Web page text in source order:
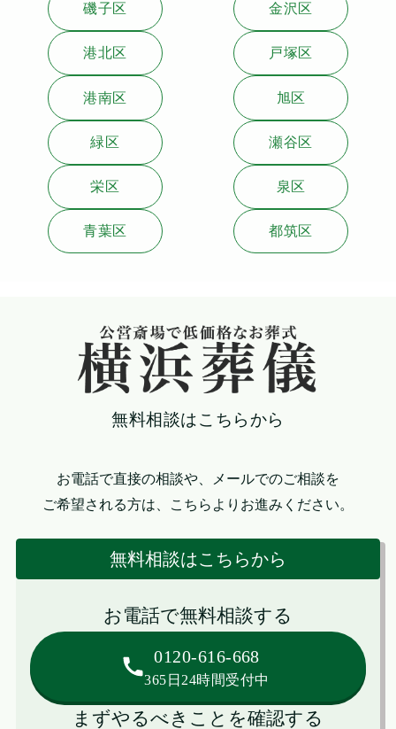
磯子区 金沢区
港北区 戸塚区
港南区 旭区
緑区 瀬谷区
栄区 泉区
青葉区 都筑区
無料相談はこちらから
お電話で直接の相談や、メールでのご相談を
ご希望される方は、こちらよりお進みください。
無料相談はこちらから
お電話で無料相談する
0120-616-668
365日24時間受付中
まずやるべきことを確認する